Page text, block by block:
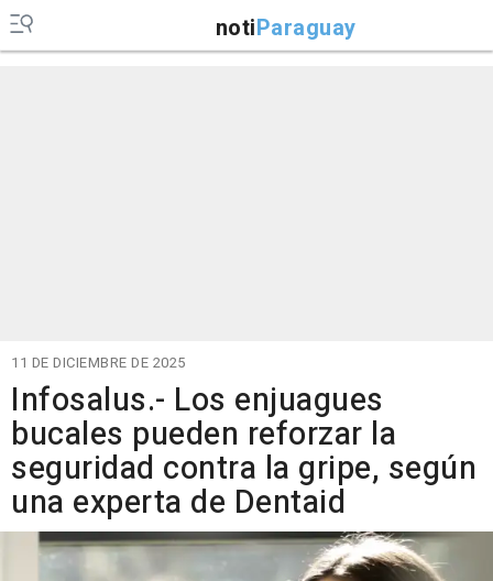
notiParaguay
11 DE DICIEMBRE DE 2025
Infosalus.- Los enjuagues
bucales pueden reforzar la
seguridad contra la gripe, según
una experta de Dentaid